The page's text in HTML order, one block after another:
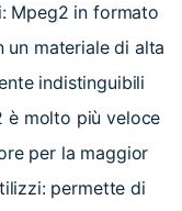
Mpeg2 in formato
un materiale di alta
indistinguibili
è molto più veloce
per la maggior
permette di